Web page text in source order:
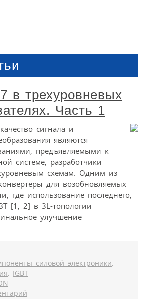
в трехуровневых
Часть 1
сигнала и
являются
предъявляемыми к
системе, разработчики
схемам. Одним из
для возобновляемых
где использование последнего,
[1, 2] в 3L-топологии
улучшение
силовой электроники,
, IGBT